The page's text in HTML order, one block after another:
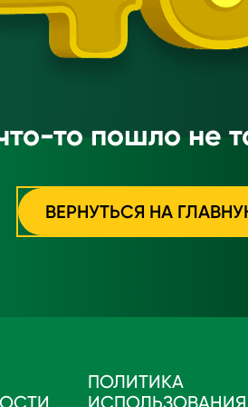
то пошло не
ВЕРНУТЬСЯ НА
ПОЛИТИКА